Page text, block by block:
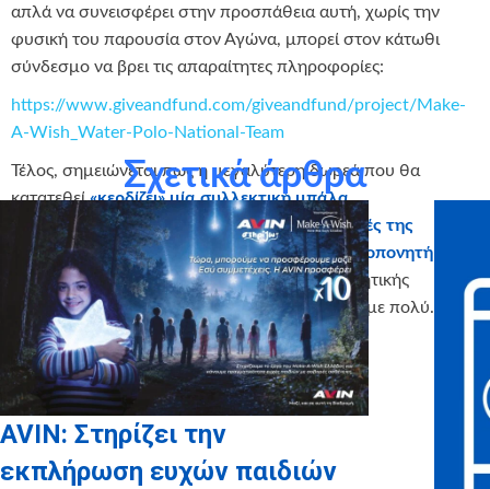
απλά να συνεισφέρει στην προσπάθεια αυτή, χωρίς την
φυσική του παρουσία στον Αγώνα, μπορεί στον κάτωθι
σύνδεσμο να βρει τις απαραίτητες πληροφορίες:
https://www.giveandfund.com/giveandfund/project/Make-
A-Wish_Water-Polo-National-Team
Τέλος, σημειώνεται πως η μεγαλύτερη δωρεά που θα
κατατεθεί«κερδίζει» μία συλλεκτική μπάλα
υπογεγραμμένη από όλους τους πρωταθλητές της
Εθνικής Ομάδας Υδατοσφαίρισης και τον προπονητή τους
Θεόδωρο Βλάχο, με την έγκριση της Κολυμβητικής
Ομοσπονδίας Ελλάδας, την οποία ευχαριστούμε πολύ.
Σχετικά άρθρα
AVIN: Στηρίζει την
εκπλήρωση ευχών παιδιών